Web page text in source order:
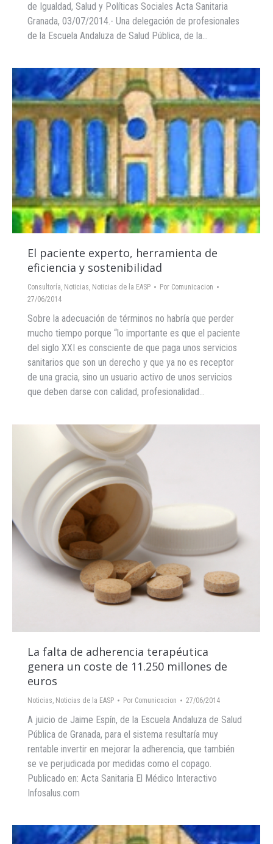
de Igualdad, Salud y Políticas Sociales Acta Sanitaria
Granada, 03/07/2014.- Una delegación de profesionales
de la Escuela Andaluza de Salud Pública, de la…
El paciente experto, herramienta de
eficiencia y sostenibilidad
Consultoría, Noticias, Noticias de la EASP Por Comunicacion
27/06/2014
Sobre la adecuación de términos no habría que perder
mucho tiempo porque “lo importante es que el paciente
del siglo XXI es consciente de que paga unos servicios
sanitarios que son un derecho y que ya no es receptor
de una gracia, sino un usuario activo de unos servicios
que deben darse con calidad, profesionalidad…
La falta de adherencia terapéutica
genera un coste de 11.250 millones de
euros
Noticias, Noticias de la EASP Por Comunicacion 27/06/2014
A juicio de Jaime Espín, de la Escuela Andaluza de Salud
Pública de Granada, para el sistema resultaría muy
rentable invertir en mejorar la adherencia, que también
se ve perjudicada por medidas como el copago.
Publicado en: Acta Sanitaria El Médico Interactivo
Infosalus.com